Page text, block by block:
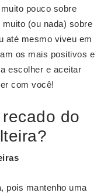
pouco sobre
(ou nada) sobre
até mesmo viveu em
os mais positivos e
escolher e aceitar
com você!
do
pois mantenho uma